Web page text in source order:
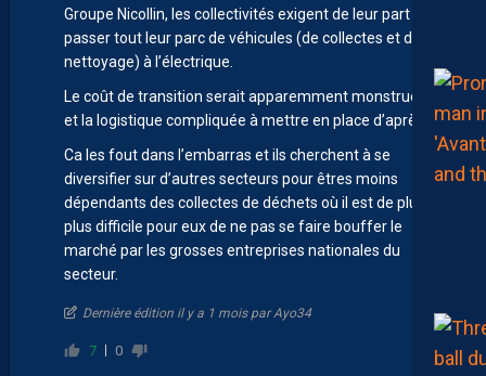
Groupe Nicollin, les collectivités exigent de leur part de
passer tout leur parc de véhicules (de collectes et de
nettoyage) à l’électrique.
Le coût de transition serait apparemment monstrueux
et la logistique compliquée à mettre en place d’après lui.
Ca les fout dans l’embarras et ils cherchent à se
diversifier sur d’autres secteurs pour êtres moins
dépendants des collectes de déchets où il est de plus en
plus difficile pour eux de ne pas se faire bouffer le
marché par les grosses entreprises nationales du
secteur.
Dernière édition il y a 1 mois par Ayo34
7 0